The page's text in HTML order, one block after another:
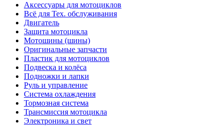
Аксессуары для мотоциклов
Всё для Тех. обслуживания
Двигатель
Защита мотоцикла
Мотошины (шины)
Оригинальные запчасти
Пластик для мотоциклов
Подвеска и колёса
Подножки и лапки
Руль и управление
Система охлаждения
Тормозная система
Трансмиссия мотоцикла
Электроника и свет